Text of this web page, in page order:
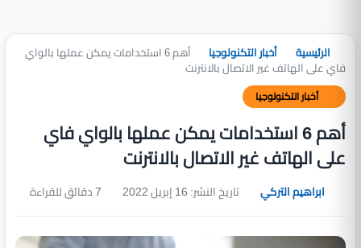
الرئيسية أخبار التكنولوجيا أهم 6 استخدامات يمكن عملها بالواي
فاي على الهاتف غير الاتصال بالانترنت
أخبار التكنولوجيا
أهم 6 استخدامات يمكن عملها بالواي فاي
على الهاتف غير الاتصال بالانترنت
ابراهيم التركي تاريخ النشر: 16 إبريل 2022